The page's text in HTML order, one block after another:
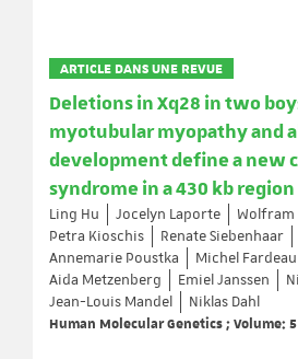
ARTICLE DANS UNE REVUE
Deletions in Xq28 in two
myotubular myopathy and
development define a new
syndrome in a 430 kb region
Ling Hu Jocelyn Laporte
Wolfram
Petra Kioschis
Renate Siebenhaar
Annemarie Poustka
Michel Fardeau
Aida Metzenberg
Emiel Janssen
Jean-Louis Mandel
Niklas Dahl
Human Molecular Genetics ; Volume: